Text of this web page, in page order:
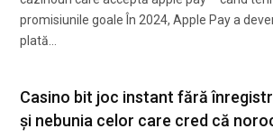
promisiunile goale În 2024, Apple Pay a
plată…
Casino bit joc instant fără
și nebunia celor care cred că